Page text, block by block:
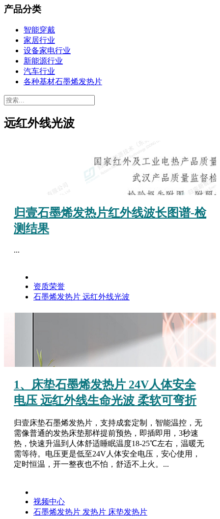
产品分类
智能穿戴
家居行业
设备家电行业
新能源行业
汽车行业
各种基材石墨烯发热片
远红外线光波
归壹石墨烯发热片红外线波长图谱-检
测结果
...
资质荣誉
石墨烯发热片 远红外线光波
1、床垫石墨烯发热片 24V人体安全
电压 远红外线生命光波 柔软可弯折
归壹床垫石墨烯发热片，支持成套定制，智能温控，无
需像普通的发热床垫那样提前预热，即插即用，3秒速
热，快速升温到人体舒适睡眠温度18-25℃左右，温暖无
需等待。电压更是低至24V人体安全电压，安心使用，
定时恒温，开一整夜也不怕，舒适不上火。...
视频中心
石墨烯发热片 发热片 床垫发热片